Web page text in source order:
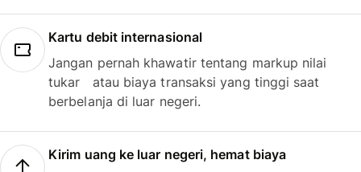
Kartu debit internasional
Jangan pernah khawatir tentang markup nilai
tukar atau biaya transaksi yang tinggi saat
berbelanja di luar negeri.
Kirim uang ke luar negeri, hemat biaya